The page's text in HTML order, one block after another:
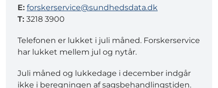
E: forskerservice@sundhedsdata.dk
T: 3218 3900
Telefonen er lukket i juli måned. Forskerservice
har lukket mellem jul og nytår.
Juli måned og lukkedage i december indgår
ikke i beregningen af sagsbehandlingstiden.